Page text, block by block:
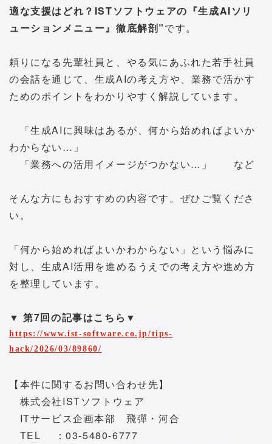
適な支援はどれ？ISTソフトウェアの『生成AIソリ
ューションメニュー』徹底解剖”です。
頼りになる先輩社員と、やる気にあふれた若手社員
の会話を通じて、生成AIの考え方や、業務で活かす
ためのポイントをわかりやすく解説しています。
「生成AIに興味はあるが、何から始めればよいか
わからない…」
「業務への活用イメージがつかない…」 など
そんな方にもおすすめの内容です。ぜひご覧くださ
い。
「何から始めればよいかわからない」という悩みに
対し、生成AI活用を進めるうえでの考え方や進め方
を整理しています。
▼ 第7回の記事はこちら▼
https://www.ist-software.co.jp/tips-
hack/2026/03/89860/
【本件に関するお問い合わせ先】
株式会社ISTソフトウェア
ITサービス企画本部 飛彈・河合
TEL ：03-5480-6777